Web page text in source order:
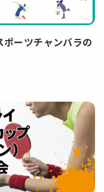
ーツチャンバラの